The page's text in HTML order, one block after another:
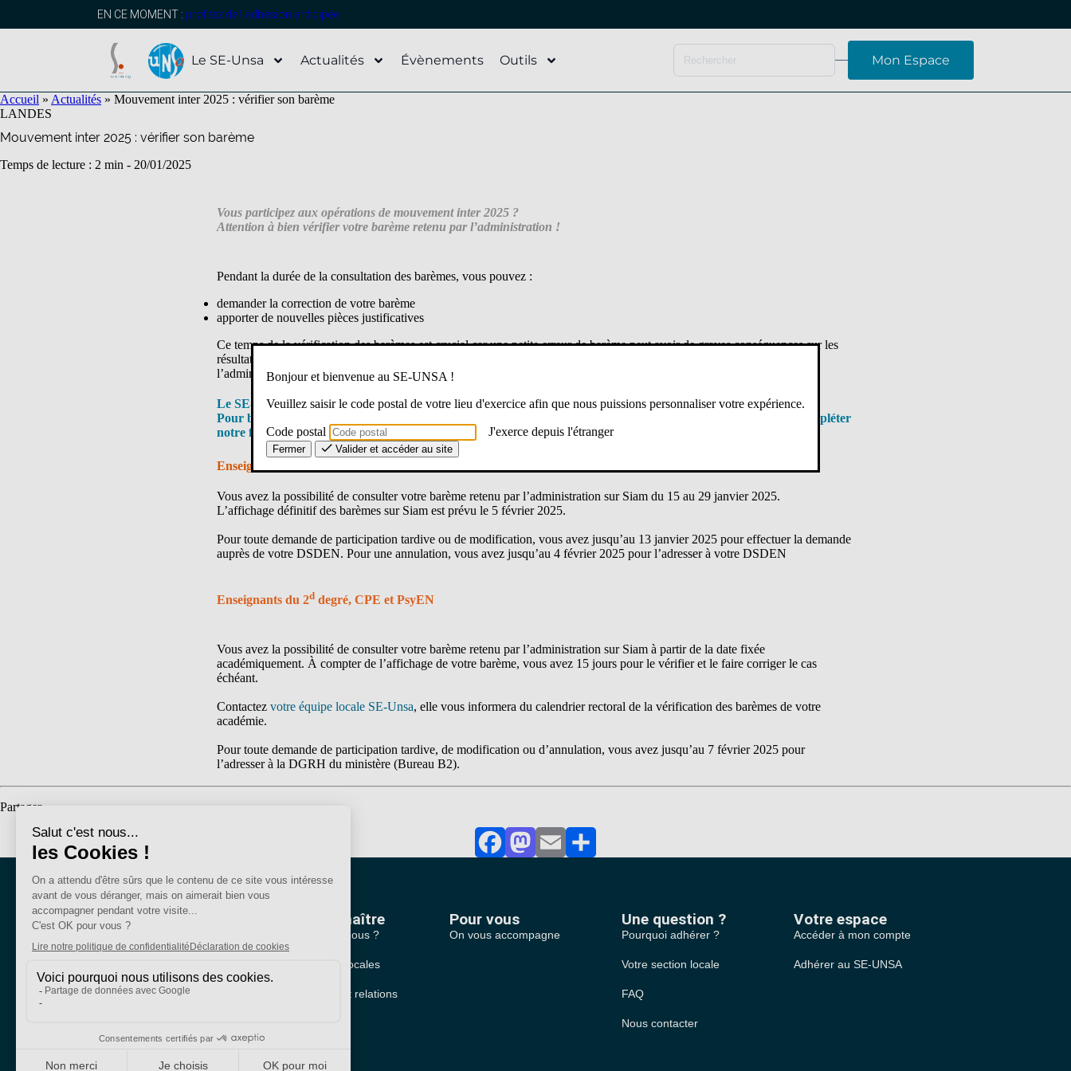
EN CE MOMENT : profitez de l’adhésion anticipée
Le SE-Unsa Actualités Évènements Outils Mon Espace
Accueil » Actualités » Mouvement inter 2025 : vérifier son barème
LANDES
Mouvement inter 2025 : vérifier son barème
Temps de lecture : 2 min - 20/01/2025
Vous participez aux opérations de mouvement inter 2025 ?
Attention à bien vérifier votre barème retenu par l’administration !
Pendant la durée de la consultation des barèmes, vous pouvez :
demander la correction de votre barème
apporter de nouvelles pièces justificatives
Ce temps de la vérification des barèmes est crucial car une petite erreur de barème peut avoir de graves conséquences sur les
résultats de votre participation au mouvement. Or, que vous ayez oublié de fournir une pièce justificative ou que
l’administration ait fait un mauvais calcul, vous n’êtes pas à l’abri d’un barème erroné.
Le SE-Unsa vous propose de vous accompagner dans cette démarche afin de ne rien omettre.
Pour bénéficier de cette aide et ainsi mettre toutes les chances de votre côté, c’est très simple, il vous suffit de compléter
notre formulaireMon mouvement, je m’en occupe avec le SE-Unsa!
Enseignants du 1 er
Vous avez la possibilité de consulter votre barème retenu par l’administration sur Siam du 15 au 29 janvier 2025.
L’affichage définitif des barèmes sur Siam est prévu le 5 février 2025.
Pour toute demande de participation tardive ou de modification, vous avez jusqu’au 13 janvier 2025 pour effectuer la demande
auprès de votre DSDEN. Pour une annulation, vous avez jusqu’au 4 février 2025 pour l’adresser à votre DSDEN
Enseignants du 2d degré, CPE et PsyEN
Vous avez la possibilité de consulter votre barème retenu par l’administration sur Siam à partir de la date fixée
académiquement. À compter de l’affichage de votre barème, vous avez 15 jours pour le vérifier et le faire corriger le cas
échéant.
Contactez votre équipe locale SE-Unsa, elle vous informera du calendrier rectoral de la vérification des barèmes de votre
académie.
Pour toute demande de participation tardive, de modification ou d’annulation, vous avez jusqu’au 7 février 2025 pour
l’adresser à la DGRH du ministère (Bureau B2).
Partager
FacebookMastodon
EmailPartager
Bien plus qu'un
Nous connaître
Qui sommes-nous ?
Nos sections locales
Partenariats et relations
Pour vous
On vous accompagne
Une question ?
Pourquoi adhérer ?
Votre section locale
FAQ
Nous contacter
Votre espace
Accéder à mon compte
Adhérer au SE-UNSA
Bonjour et bienvenue au SE-UNSA !
Veuillez saisir le code postal de votre lieu d'exercice afin que nous puissions personnaliser votre expérience.
Code postal J'exerce depuis l'étranger
Fermer Valider et accéder au site